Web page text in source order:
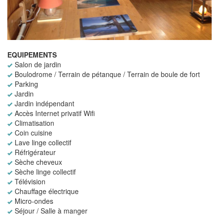
EQUIPEMENTS
Salon de jardin
Boulodrome / Terrain de pétanque / Terrain de boule de fort
Parking
Jardin
Jardin indépendant
Accès Internet privatif Wifi
Climatisation
Coin cuisine
Lave linge collectif
Réfrigérateur
Sèche cheveux
Sèche linge collectif
Télévision
Chauffage électrique
Micro-ondes
Séjour / Salle à manger